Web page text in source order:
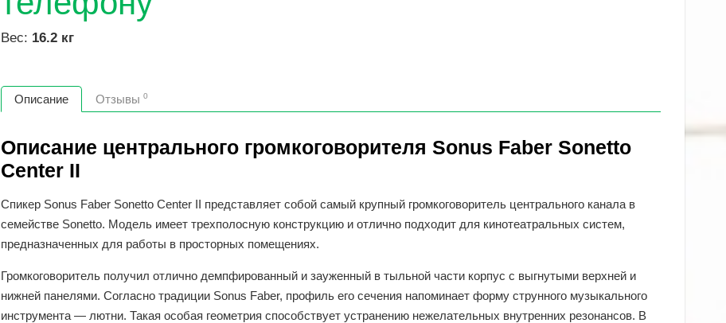
Вес: 16.2 кг
Описание Отзывы 0
Описание центрального громкоговорителя Sonus Faber Sonetto
Center II
Спикер Sonus Faber Sonetto Center II представляет собой самый крупный громкоговоритель центрального канала в
семействе Sonetto. Модель имеет трехполосную конструкцию и отлично подходит для кинотеатральных систем,
предназначенных для работы в просторных помещениях.
Громкоговоритель получил отлично демпфированный и зауженный в тыльной части корпус с выгнутыми верхней и
нижней панелями. Согласно традиции Sonus Faber, профиль его сечения напоминает форму струнного музыкального
инструмента — лютни. Такая особая геометрия способствует устранению нежелательных внутренних резонансов. В